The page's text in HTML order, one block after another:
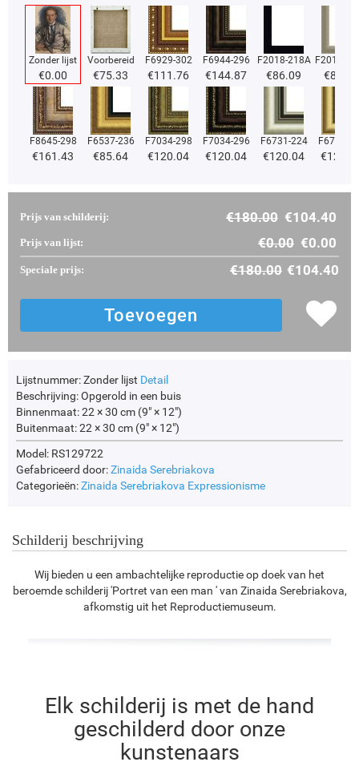
Zonder lijst
€0.00
Voorbereid
€75.33
F6929-302
€111.76
F6944-296
€144.87
F2018-218A
€86.09
F2018-
€86.09
F8645-298
€161.43
F6537-236
€85.64
F7034-298
€120.04
F7034-296
€120.04
F6731-224
€120.04
F6731-
€
Prijs van schilderij: €180.00 €104.40
Prijs van lijst: €0.00 €0.00
Speciale prijs: €180.00 €104.40
Lijstnummer:Zonder lijst Detail
Beschrijving:Opgerold in een buis
Binnenmaat:22 × 30 cm (9" × 12")
Buitenmaat:22 × 30 cm (9" × 12")
Model: RS129722
Gefabriceerd door:Zinaida Serebriakova
Categorieën:Zinaida Serebriakova Expressionisme
Schilderij beschrijving
Wij bieden u een ambachtelijke reproductie op doek van het
beroemde schilderij 'Portret van een man ' van Zinaida Serebriakova,
afkomstig uit het Reproductiemuseum.
Elk schilderij is met de hand
geschilderd door onze
kunstenaars